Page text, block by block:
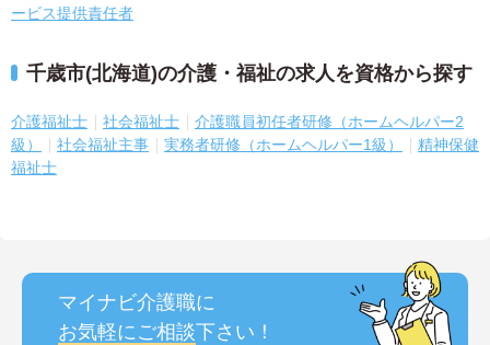
ービス提供責任者
千歳市(北海道)の介護・福祉の求人を資格から探す
介護福祉士 社会福祉士
介護職員初任者研修（ホームヘルパー2
級）
社会福祉主事 実務者研修（ホームヘルパー1級）
精神保健
福祉士
マイナビ介護職に
お気軽にご相談下さい！